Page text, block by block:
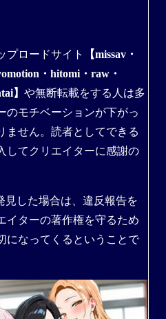
プロードサイト
【missav・
・hitomi・raw・
】 や無断転載をする人は多
のモチベーションが下がっ
ません。読者としてできる
してクリエイターに感謝の
見した場合は、違反報告を
イターの著作権を守るため
になってくるということで